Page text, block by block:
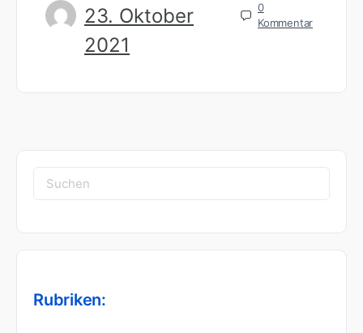
23. Oktober
2021
0
Kommentar
Suchen
nach:
Rubriken: